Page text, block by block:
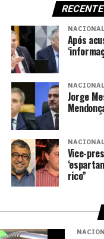
RECENTE
NACIONAL
Após
NACIONAL
Jorge
NACIONAL
Vice-
rico”